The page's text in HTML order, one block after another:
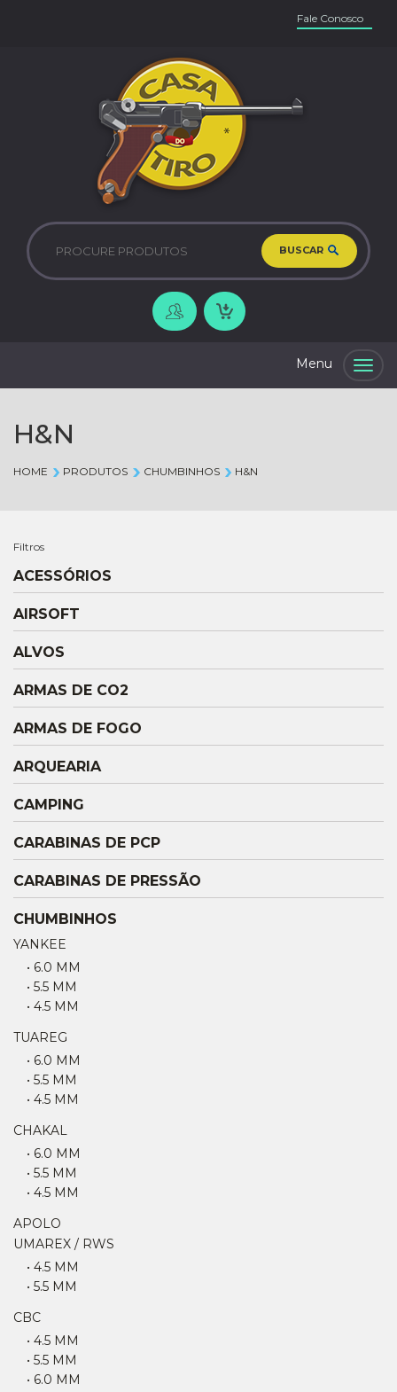
Fale Conosco
BUSCAR
H&N
HOME PRODUTOS CHUMBINHOS H&N
Filtros
ACESSÓRIOS
AIRSOFT
ALVOS
ARMAS DE CO2
ARMAS DE FOGO
ARQUEARIA
CAMPING
CARABINAS DE PCP
CARABINAS DE PRESSÃO
CHUMBINHOS
YANKEE
• 6.0 MM
• 5.5 MM
• 4.5 MM
TUAREG
• 6.0 MM
• 5.5 MM
• 4.5 MM
CHAKAL
• 6.0 MM
• 5.5 MM
• 4.5 MM
APOLO
UMAREX / RWS
• 4.5 MM
• 5.5 MM
CBC
• 4.5 MM
• 5.5 MM
• 6.0 MM